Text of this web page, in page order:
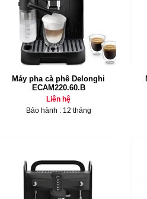
Máy pha cà phê Delonghi
ECAM220.60.B
Liên hệ
Bảo hành : 12 tháng